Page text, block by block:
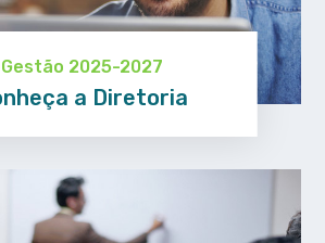
Gestão 2025-2027
a Diretoria